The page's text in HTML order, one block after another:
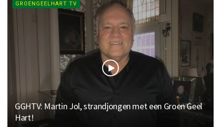
GROENGEELHART TV
GGHTV: Martin Jol, strandjongen met een Groen Geel
Hart!